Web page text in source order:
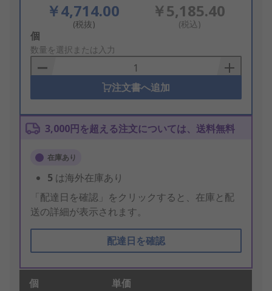
￥4,714.00
(税抜)
￥5,185.40
(税込)
Add
to
Basket
個
数量を選択または入力
注文書へ追加
3,000円を超える注文については、送料無料
在庫あり
5 は海外在庫あり
「配達日を確認」をクリックすると、在庫と配
送の詳細が表示されます。
配達日を確認
個 単価